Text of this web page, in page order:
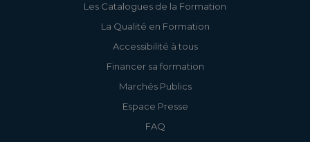
Les Catalogues de la Formation
La Qualité en Formation
Accessibilité à tous
Financer sa formation
Marchés Publics
Espace Presse
FAQ